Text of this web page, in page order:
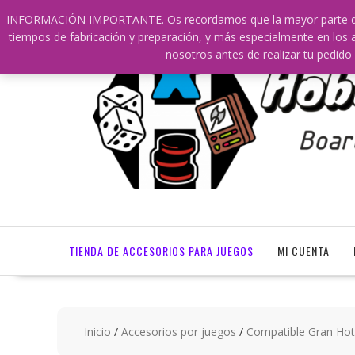
INFORMACIÓN IMPORTANTE. Os recordamos que la mayor
tiempos de fabricación y preparación, y más especialmente en
nosotros antes de realizar tu pedido
contenido
609241475 SOLO DE 10:00 a 14:00
TIENDA DE ACCESORIOS PARA JUEGOS MI CUENTA
Inicio / Accesorios por juegos / Compatible Gran